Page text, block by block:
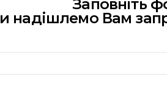
Заповніть
надішлемо Вам